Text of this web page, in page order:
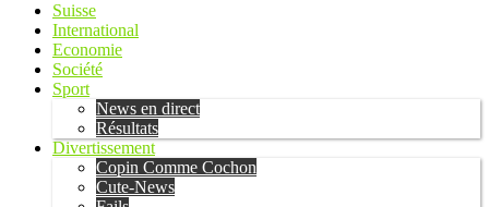
Suisse
International
Economie
Société
Sport
News en direct
Résultats
Divertissement
Copin Comme Cochon
Cute-News